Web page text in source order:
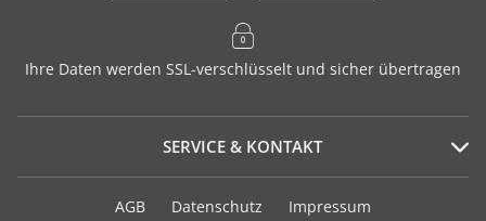
Ihre Daten werden SSL-verschlüsselt und sicher übertragen
SERVICE & KONTAKT
Serviceportal
AGB Datenschutz Impressum